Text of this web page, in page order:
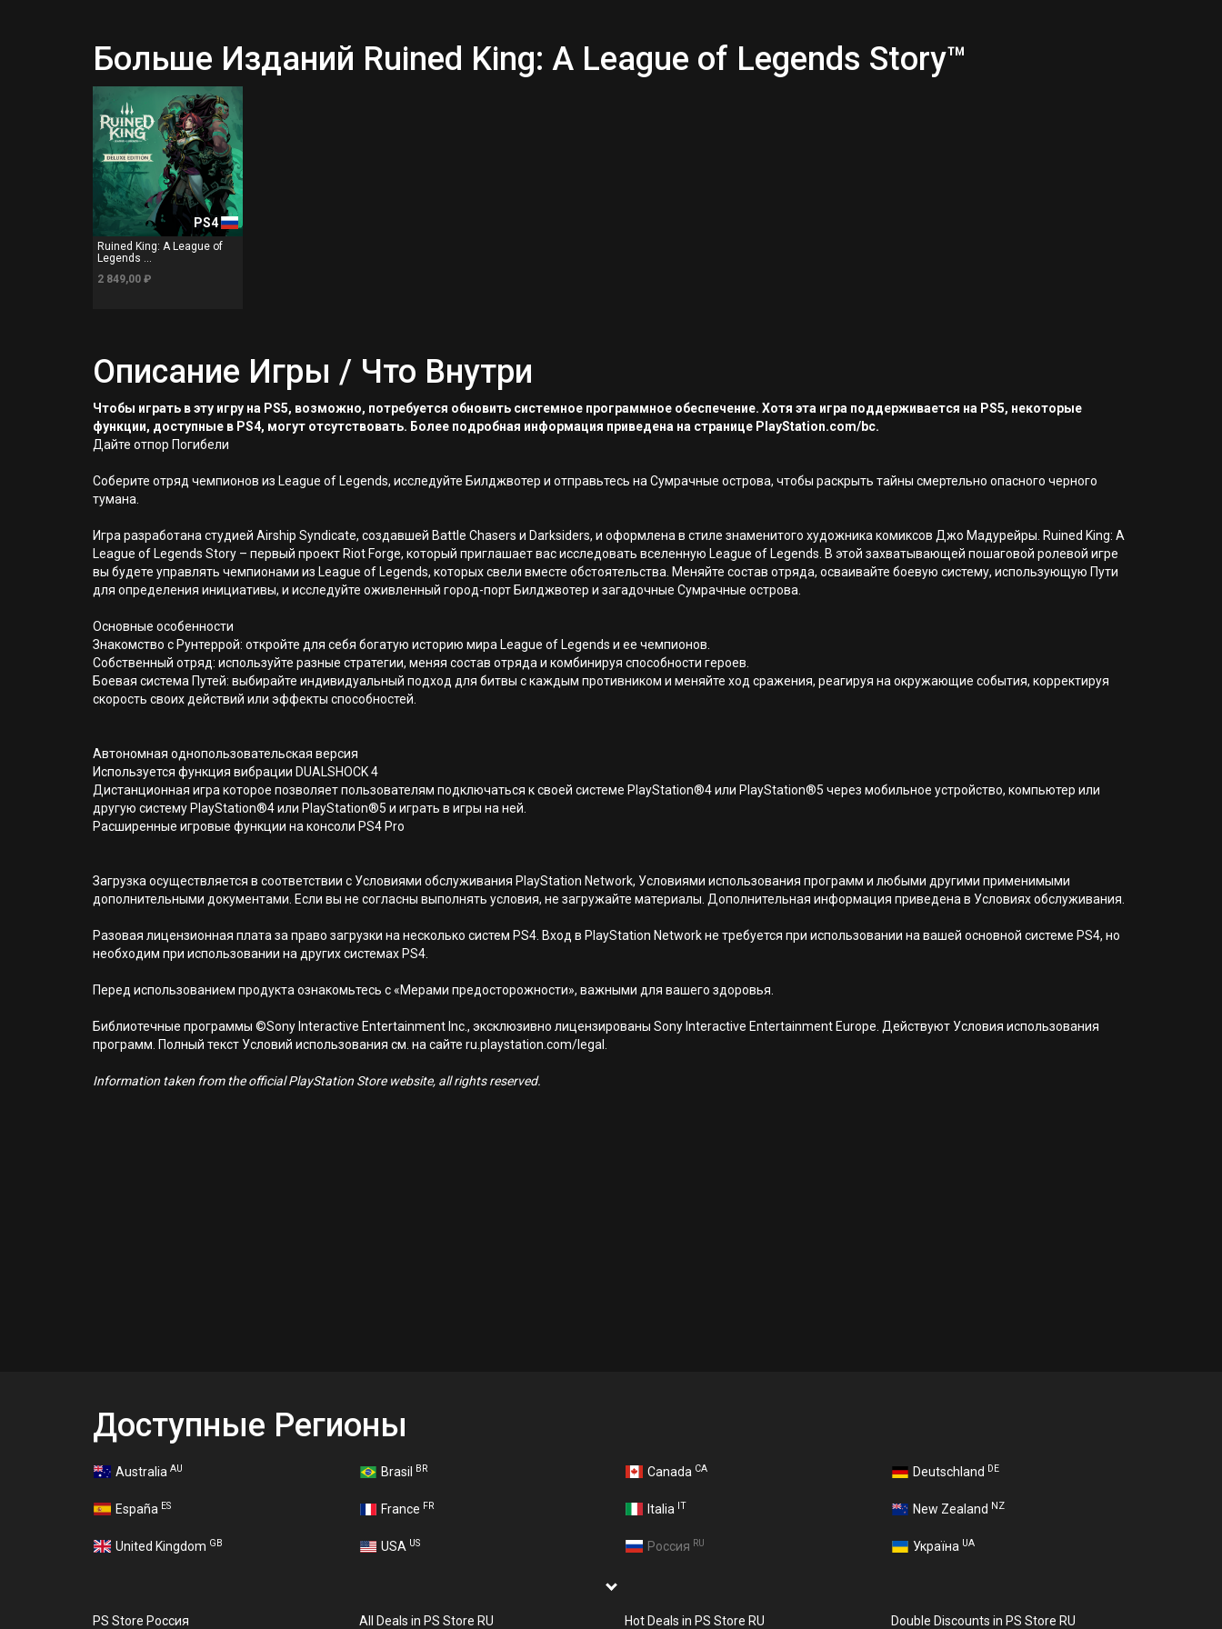
Больше Изданий Ruined King: A League of Legends Story™
PS4
Ruined King: A League of
Legends ...
2 849,00 ₽
Описание Игры / Что Внутри
Чтобы играть в эту игру на PS5, возможно, потребуется обновить системное программное обеспечение. Хотя эта игра поддерживается на PS5, некоторые
функции, доступные в PS4, могут отсутствовать. Более подробная информация приведена на странице PlayStation.com/bc.
Дайте отпор Погибели
Соберите отряд чемпионов из League of Legends, исследуйте Билджвотер и отправьтесь на Сумрачные острова, чтобы раскрыть тайны смертельно опасного черного
тумана.
Игра разработана студией Airship Syndicate, создавшей Battle Chasers и Darksiders, и оформлена в стиле знаменитого художника комиксов Джо Мадурейры. Ruined King: A
League of Legends Story – первый проект Riot Forge, который приглашает вас исследовать вселенную League of Legends. В этой захватывающей пошаговой ролевой игре
вы будете управлять чемпионами из League of Legends, которых свели вместе обстоятельства. Меняйте состав отряда, осваивайте боевую систему, использующую Пути
для определения инициативы, и исследуйте оживленный город-порт Билджвотер и загадочные Сумрачные острова.
Основные особенности
Знакомство с Рунтеррой: откройте для себя богатую историю мира League of Legends и ее чемпионов.
Собственный отряд: используйте разные стратегии, меняя состав отряда и комбинируя способности героев.
Боевая система Путей: выбирайте индивидуальный подход для битвы с каждым противником и меняйте ход сражения, реагируя на окружающие события, корректируя
скорость своих действий или эффекты способностей.
Автономная однопользовательская версия
Используется функция вибрации DUALSHOCK 4
Дистанционная игра которое позволяет пользователям подключаться к своей системе PlayStation®4 или PlayStation®5 через мобильное устройство, компьютер или
другую систему PlayStation®4 или PlayStation®5 и играть в игры на ней.
Расширенные игровые функции на консоли PS4 Pro
Загрузка осуществляется в соответствии с Условиями обслуживания PlayStation Network, Условиями использования программ и любыми другими применимыми
дополнительными документами. Если вы не согласны выполнять условия, не загружайте материалы. Дополнительная информация приведена в Условиях обслуживания.
Разовая лицензионная плата за право загрузки на несколько систем PS4. Вход в PlayStation Network не требуется при использовании на вашей основной системе PS4, но
необходим при использовании на других системах PS4.
Перед использованием продукта ознакомьтесь с «Мерами предосторожности», важными для вашего здоровья.
Библиотечные программы ©Sony Interactive Entertainment Inc., эксклюзивно лицензированы Sony Interactive Entertainment Europe. Действуют Условия использования
программ. Полный текст Условий использования см. на сайте ru.playstation.com/legal.
Information taken from the official PlayStation Store website, all rights reserved.
Доступные Регионы
Australia AU Brasil BR Canada CA Deutschland DE
España ES France FR Italia IT New Zealand NZ
United Kingdom GB USA US Россия RU Україна UA
PS Store Россия All Deals in PS Store RU Hot Deals in PS Store RU Double Discounts in PS Store RU